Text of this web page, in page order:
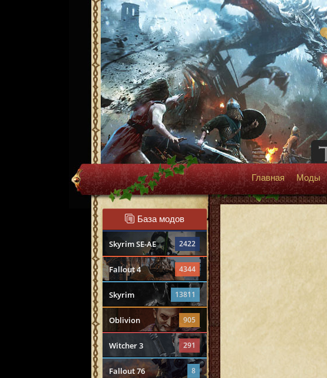
Главная Моды
База модов
Skyrim SE-AE 2422
Fallout 4 4344
Skyrim 13811
Oblivion 905
Witcher 3 291
Fallout 76 8